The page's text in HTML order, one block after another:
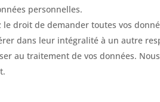
personnelles.
droit de demander toutes vos
dans leur intégralité à un autre
au traitement de vos données.